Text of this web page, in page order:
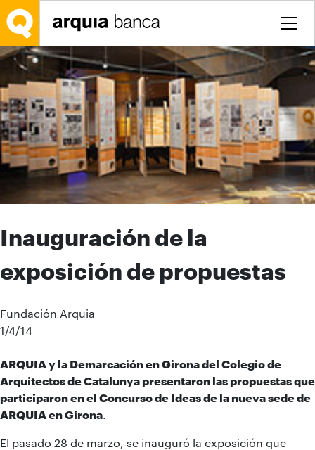
Saltar al contenido principal
Inauguración de la
exposición de propuestas
Fundación Arquia
1/4/14
ARQUIA y la Demarcación en Girona del Colegio de
Arquitectos de Catalunya presentaron las propuestas que
participaron en el Concurso de Ideas de la nueva sede de
ARQUIA en Girona.
El pasado 28 de marzo, se inauguró la exposición que